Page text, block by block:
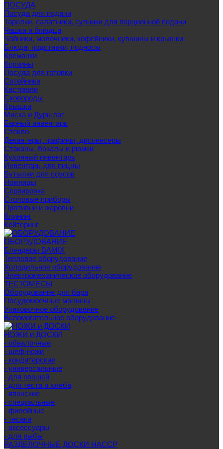
ПОСУДА
Посуда для подачи
Тарелки, салатники, супники для порционной подачи
Чашки и блюдца
Чайники, молочники, кофейники, кувшины и крышки
Блюда, подставки, подносы
Креманки
Корзины
Посуда для готовки
Сотейники
Кастрюли
Сковороды
Крышки
Миска и Дуршлаг
Барный инвентарь
Стекло
Декантеры, графины, диспенсеры
Стаканы, бокалы и рюмки
Кухонный инвентарь
Инвентарь для пиццы
Бутылки для соусов
Ножницы
Сервировка
Столовые приборы
Противни и жаровни
Клининг
Кейтеринг
ОБОРУДОВАНИЕ
Блендеры BAMIX
Тепловое оборудование
Холодильное оборудование
Электромеханическое оборудование
ТЕСТОМЕСЫ
Оборудование для бара
Посудомоечные машины
Упаковочное оборудование
Вспомогательное оборудование
НОЖИ и ДОСКИ
- обвалочные
- шеф-ножи
- кондитерские
- универсальные
- для овощей
- для теста и хлеба
- японские
- специальные
- филейные
- тесаки
- аксессуары
- для рыбы
РАЗДЕЛОЧНЫЕ ДОСКИ HACCP